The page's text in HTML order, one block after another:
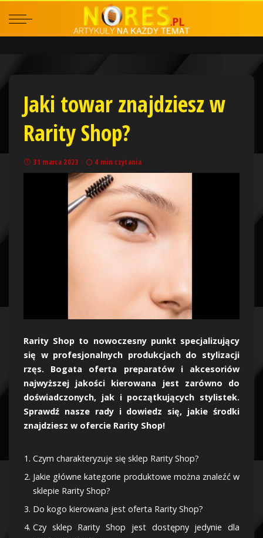
Jaki towar znajdziesz w
Rarity Shop?
31 marca 2023 4 min czytania
Rarity Shop to nowoczesny punkt specjalizujący
się w profesjonalnych produkcjach do stylizacji
rzęs. Bogata oferta preparatów i akcesoriów
najwyższej jakości kierowana jest zarówno do
doświadczonych, jak i początkujących stylistek.
Sprawdź nasze rady i dowiedz się, jakie środki
znajdziesz w ofercie Rarity Shop!
Czym charakteryzuje się sklep Rarity Shop?
Jakie główne kategorie produktowe można znaleźć w
sklepie Rarity Shop?
Do kogo kierowana jest oferta Rarity Shop?
Czy sklep Rarity Shop jest dostępny jedynie dla